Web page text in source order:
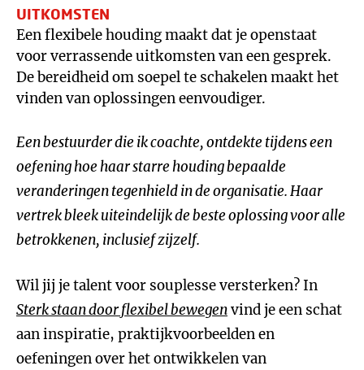
UITKOMSTEN
Een flexibele houding maakt dat je openstaat
voor verrassende uitkomsten van een gesprek.
De bereidheid om soepel te schakelen maakt het
vinden van oplossingen eenvoudiger.
Een bestuurder die ik coachte, ontdekte tijdens een
oefening hoe haar starre houding bepaalde
veranderingen tegenhield in de organisatie. Haar
vertrek bleek uiteindelijk de beste oplossing voor alle
betrokkenen, inclusief zijzelf.
Wil jij je talent voor souplesse versterken? In
Sterk staan door flexibel bewegenvind je een schat
aan inspiratie, praktijkvoorbeelden en
oefeningen over het ontwikkelen van